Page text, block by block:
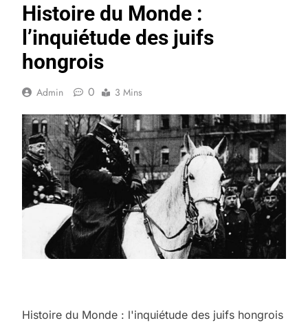
Histoire du Monde :
l’inquiétude des juifs
hongrois
Admin 0 3 Mins
Histoire du Monde : l'inquiétude des juifs hongrois